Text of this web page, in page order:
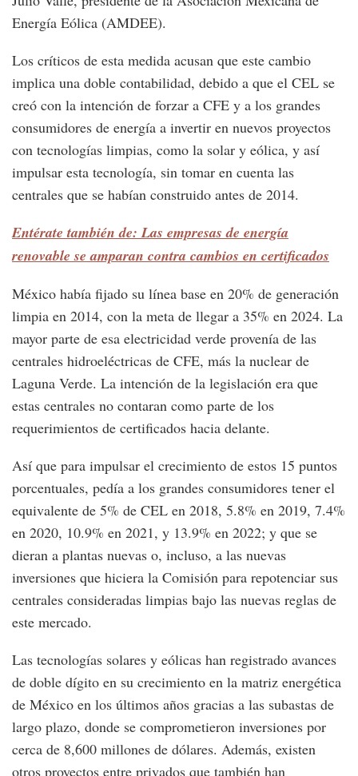
Energía Eólica (AMDEE).
Los críticos de esta medida acusan que este cambio
implica una doble contabilidad, debido a que el CEL se
creó con la intención de forzar a CFE y a los grandes
consumidores de energía a invertir en nuevos proyectos
con tecnologías limpias, como la solar y eólica, y así
impulsar esta tecnología, sin tomar en cuenta las
centrales que se habían construido antes de 2014.
Entérate también de: Las empresas de energía
renovable se amparan contra cambios en certificados
México había fijado su línea base en 20% de generación
limpia en 2014, con la meta de llegar a 35% en 2024. La
mayor parte de esa electricidad verde provenía de las
centrales hidroeléctricas de CFE, más la nuclear de
Laguna Verde. La intención de la legislación era que
estas centrales no contaran como parte de los
requerimientos de certificados hacia delante.
Así que para impulsar el crecimiento de estos 15 puntos
porcentuales, pedía a los grandes consumidores tener el
equivalente de 5% de CEL en 2018, 5.8% en 2019, 7.4%
en 2020, 10.9% en 2021, y 13.9% en 2022; y que se
dieran a plantas nuevas o, incluso, a las nuevas
inversiones que hiciera la Comisión para repotenciar sus
centrales consideradas limpias bajo las nuevas reglas de
este mercado.
Las tecnologías solares y eólicas han registrado avances
de doble dígito en su crecimiento en la matriz energética
de México en los últimos años gracias a las subastas de
largo plazo, donde se comprometieron inversiones por
cerca de 8,600 millones de dólares. Además, existen
otros proyectos entre privados que también han